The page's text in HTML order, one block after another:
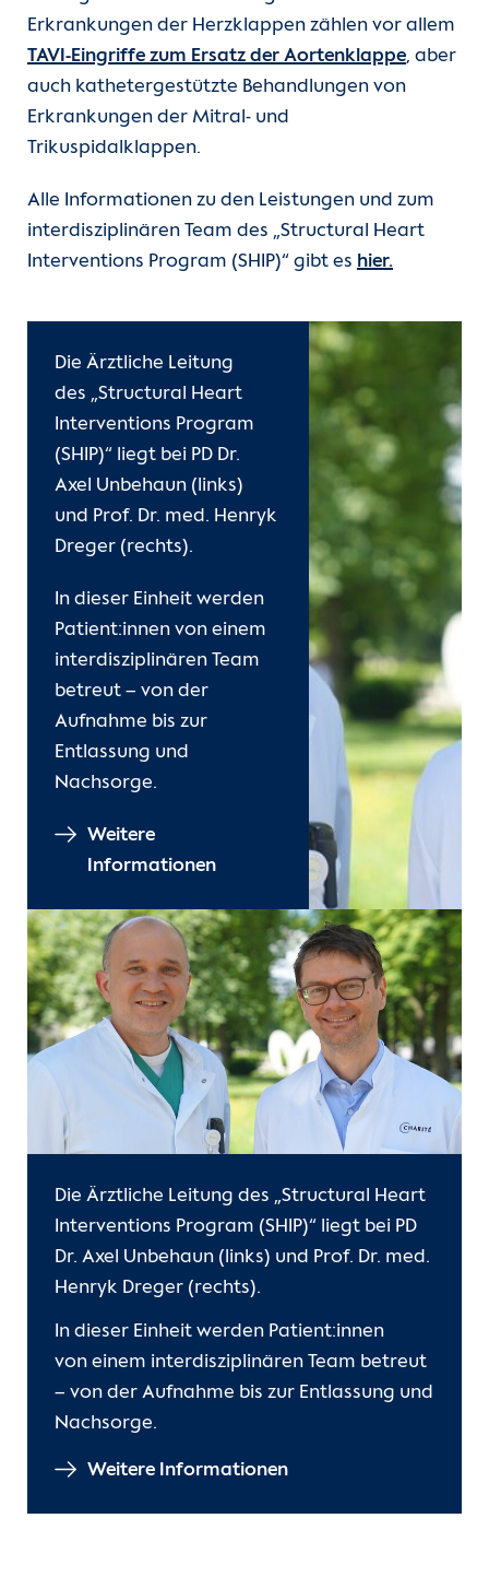
Erkrankungen der Herzklappen zählen vor allem
TAVI-Eingriffe zum Ersatz der Aortenklappe, aber
auch kathetergestützte Behandlungen von
Erkrankungen der Mitral- und
Trikuspidalklappen.
Alle Informationen zu den Leistungen und zum
interdisziplinären Team des „Structural Heart
Interventions Program (SHIP)“ gibt es hier.
Die Ärztliche Leitung
des „Structural Heart
Interventions Program
(SHIP)“ liegt bei PD Dr.
Axel Unbehaun (links)
und Prof. Dr. med. Henryk
Dreger (rechts).
In dieser Einheit werden
Patient:innen von einem
interdisziplinären Team
betreut – von der
Aufnahme bis zur
Entlassung und
Nachsorge.
Weitere
Informationen
Die Ärztliche Leitung des „Structural Heart
Interventions Program (SHIP)“ liegt bei PD
Dr. Axel Unbehaun (links) und Prof. Dr. med.
Henryk Dreger (rechts).
In dieser Einheit werden Patient:innen
von einem interdisziplinären Team betreut
– von der Aufnahme bis zur Entlassung und
Nachsorge.
Weitere Informationen